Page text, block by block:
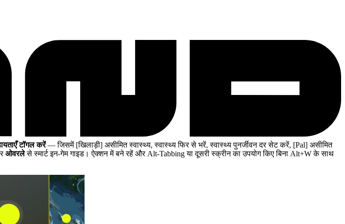
टॉगल करें— जिसमें [खिलाड़ी] असीमित स्वास्थ्य, स्वास्थ्य फिर से भरें, स्वास्थ्य पुनर्जीवन दर सेट करें, [Pal] असीमित
ओवरलेसे स्मार्ट इन-गेम गाइड। ऐक्शन में बने रहें और Alt-Tabbing या दूसरी स्क्रीन का उपयोग किए बिना Alt+W के साथ